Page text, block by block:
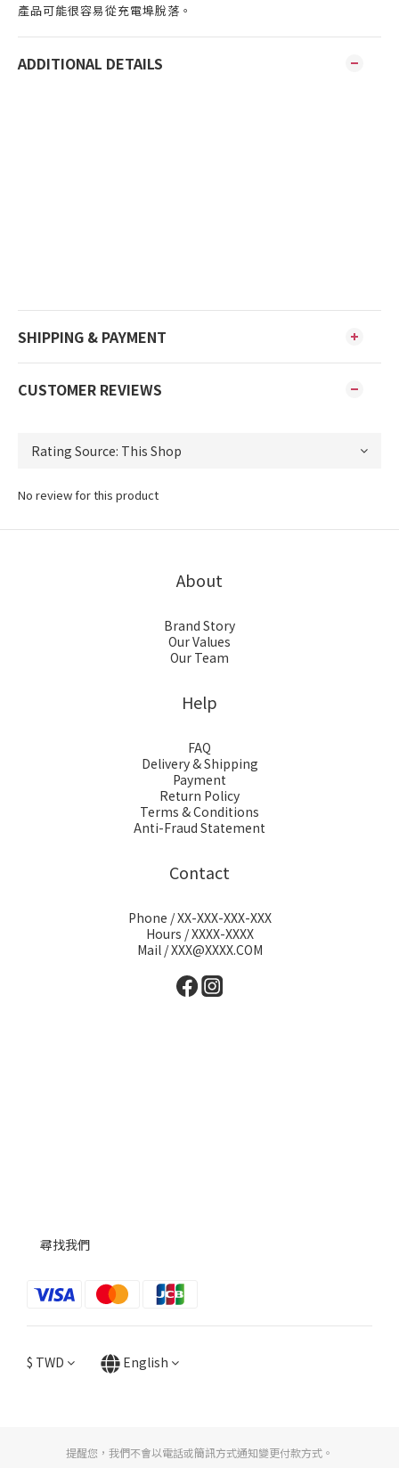
產品可能很容易從充電埠脫落。
ADDITIONAL DETAILS
SHIPPING & PAYMENT
CUSTOMER REVIEWS
No review for this product
About
Brand Story
Our Values
Our Team
Help
FAQ
Delivery & Shipping
Payment
Return Policy
Terms & Conditions
Anti-Fraud Statement
Contact
Phone / XX-XXX-XXX-XXX
Hours / XXXX-XXXX
Mail / XXX@XXXX.COM
尋找我們
$ TWD English
提醒您，我們不會以電話或簡訊方式通知變更付款方式。